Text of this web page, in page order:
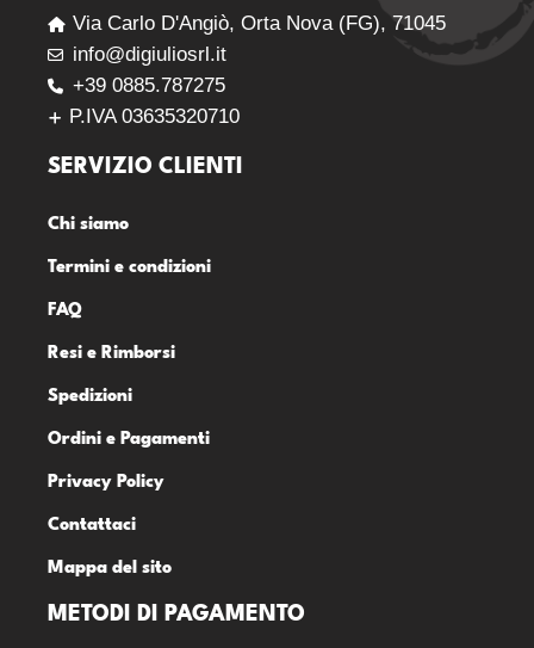
Via Carlo D'Angiò, Orta Nova (FG), 71045
info@digiuliosrl.it
+39 0885.787275
P.IVA 03635320710
SERVIZIO CLIENTI
Chi siamo
Termini e condizioni
FAQ
Resi e Rimborsi
Spedizioni
Ordini e Pagamenti
Privacy Policy
Contattaci
Mappa del sito
METODI DI PAGAMENTO